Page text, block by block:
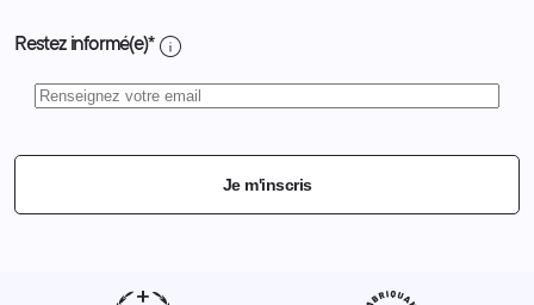
Restez informé(e)* info
Je m'inscris